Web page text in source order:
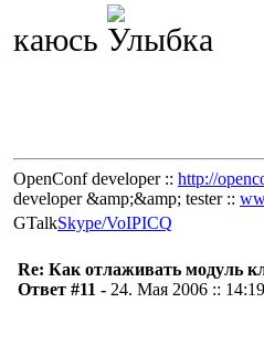
каюсь
OpenConf developer :: http://
developer &amp;&amp; tester ::
GTalkSkype/VoIPICQ
Re: Как отлаживать модуль
Ответ #11 - 24. Мая 2006 :: 14:19